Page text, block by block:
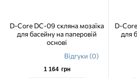
D-Core DC-09 скляна мозаїка
для басейну на паперовій
основі
Відгуки (0)
1 164 грн
D-
для